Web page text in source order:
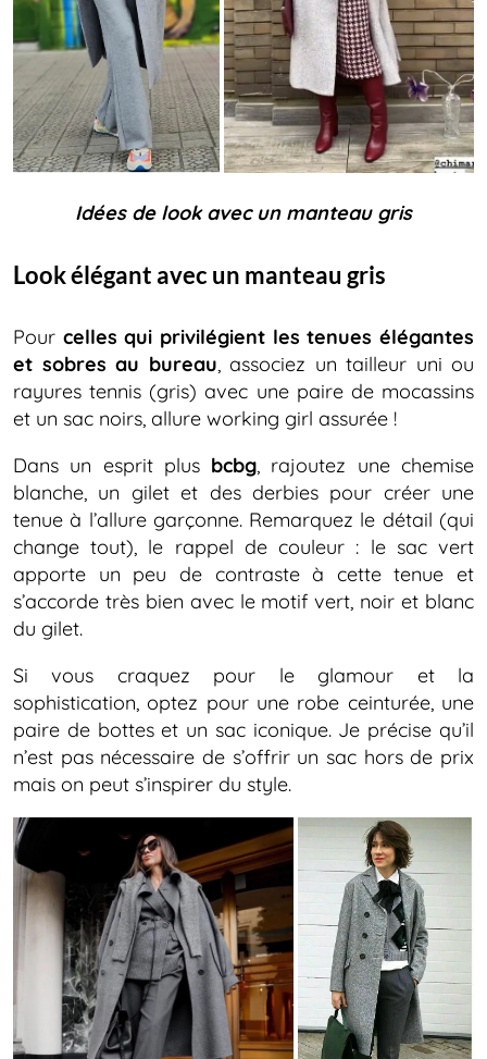
Idées de look avec un manteau gris
Look élégant avec un manteau gris
Pour celles qui privilégient les tenues élégantes
et sobres au bureau, associez un tailleur uni ou
rayures tennis (gris) avec une paire de mocassins
et un sac noirs, allure working girl assurée !
Dans un esprit plus bcbg, rajoutez une chemise
blanche, un gilet et des derbies pour créer une
tenue à l’allure garçonne. Remarquez le détail (qui
change tout), le rappel de couleur : le sac vert
apporte un peu de contraste à cette tenue et
s’accorde très bien avec le motif vert, noir et blanc
du gilet.
Si vous craquez pour le glamour et la
sophistication, optez pour une robe ceinturée, une
paire de bottes et un sac iconique. Je précise qu’il
n’est pas nécessaire de s’offrir un sac hors de prix
mais on peut s’inspirer du style.